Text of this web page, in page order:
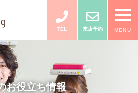
TEL 来店予約 MENU
お役立ち情報